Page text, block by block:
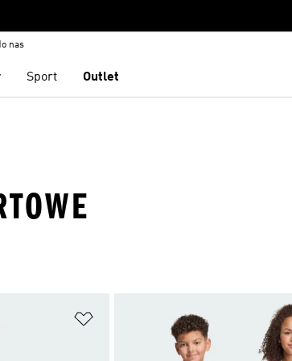
nas
Sport Outlet
Dodaj do listy życzeń